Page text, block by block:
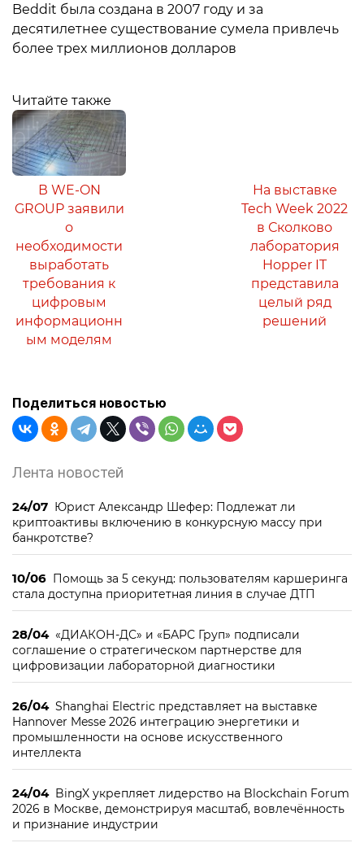
Beddit была создана в 2007 году и за
десятилетнее существование сумела привлечь
более трех миллионов долларов
Читайте также
В WE-ON
GROUP заявили
о
необходимости
выработать
требования к
цифровым
информационн
ым моделям
На выставке
Tech Week 2022
в Сколково
лаборатория
Hopper IT
представила
целый ряд
решений
Поделиться новостью
Лента новостей
24/07 Юрист Александр Шефер: Подлежат ли
криптоактивы включению в конкурсную массу при
банкротстве?
10/06 Помощь за 5 секунд: пользователям каршеринга
стала доступна приоритетная линия в случае ДТП
28/04 «ДИАКОН-ДС» и «БАРС Груп» подписали
соглашение о стратегическом партнерстве для
цифровизации лабораторной диагностики
26/04 Shanghai Electric представляет на выставке
Hannover Messe 2026 интеграцию энергетики и
промышленности на основе искусственного
интеллекта
24/04 BingX укрепляет лидерство на Blockchain Forum
2026 в Москве, демонстрируя масштаб, вовлечённость
и признание индустрии